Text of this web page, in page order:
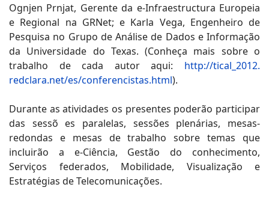
Ognjen Prnjat, Gerente da e-Infraestructura Europeia
e Regional na GRNet; e Karla Vega, Engenheiro de
Pesquisa no Grupo de Análise de Dados e Informação
da Universidade do Texas. (Conheça mais sobre o
trabalho de cada autor aqui: http://tical_2012.
redclara.net/es/conferencistas.html).
Durante as atividades os presentes poderão participar
das sessõ es paralelas, sessões plenárias, mesas-
redondas e mesas de trabalho sobre temas que
incluirão a e-Ciência, Gestão do conhecimento,
Serviços federados, Mobilidade, Visualização e
Estratégias de Telecomunicações.